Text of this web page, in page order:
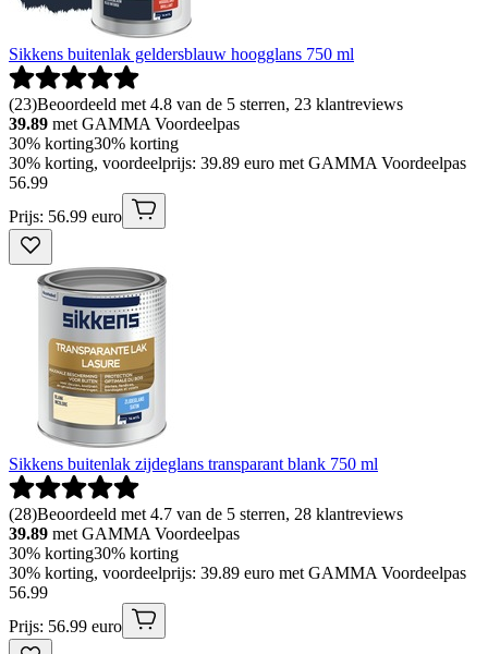
Sikkens buitenlak geldersblauw hoogglans 750 ml
(23)Beoordeeld met 4.8 van de 5 sterren, 23 klantreviews
39.89 met GAMMA Voordeelpas
30% korting30% korting
30% korting, voordeelprijs: 39.89 euro met GAMMA Voordeelpas
56.99
Prijs: 56.99 euro
Sikkens buitenlak zijdeglans transparant blank 750 ml
(28)Beoordeeld met 4.7 van de 5 sterren, 28 klantreviews
39.89 met GAMMA Voordeelpas
30% korting30% korting
30% korting, voordeelprijs: 39.89 euro met GAMMA Voordeelpas
56.99
Prijs: 56.99 euro